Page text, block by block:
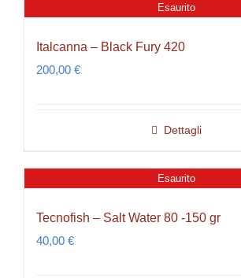
Esaurito
Italcanna – Black Fury 420
200,00 €
Dettagli
Esaurito
Tecnofish – Salt Water 80 -150 gr
40,00 €